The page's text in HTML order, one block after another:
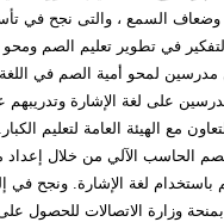
وضعاف السمع ، والتى نجح في
في تطوير تعليم الصم
لمحو أمية الصم في اللغة
على لغة الإشارة وتدريبهم
مع الهيئة العامة لتعليم
الحاسب الآلي من خلال إعداد
باستخدام لغة الإشارة. ونجح
وزارة الاتصالات للحصول على